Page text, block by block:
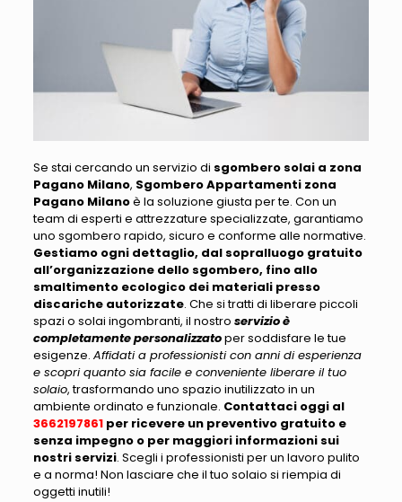
Se stai cercando un servizio di sgombero solai a zona
Pagano Milano, Sgombero Appartamenti zona
Pagano Milanoè la soluzione giusta per te. Con un
team di esperti e attrezzature specializzate, garantiamo
uno sgombero rapido, sicuro e conforme alle normative.
Gestiamo ogni dettaglio, dal sopralluogo gratuito
all’organizzazione dello sgombero, fino allo
smaltimento ecologico dei materiali presso
discariche autorizzate. Che si tratti di liberare piccoli
spazi o solai ingombranti, il nostro servizio è
completamente personalizzatoper soddisfare le tue
esigenze. Affidati a professionisti con anni di esperienza
e scopri quanto sia facile e conveniente liberare il tuo
solaio, trasformando uno spazio inutilizzato in un
ambiente ordinato e funzionale. Contattaci oggi al
3662197861 per ricevere un preventivo gratuito e
senza impegno o per maggiori informazioni sui
nostri servizi. Scegli i professionisti per un lavoro pulito
e a norma! Non lasciare che il tuo solaio si riempia di
oggetti inutili!